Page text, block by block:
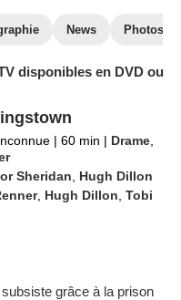
News Photos
disponibles en DVD ou
| 60 min | Drame
Sheridan
Hugh Dillon
, Hugh Dillon ,Tobi
grâce à la prison